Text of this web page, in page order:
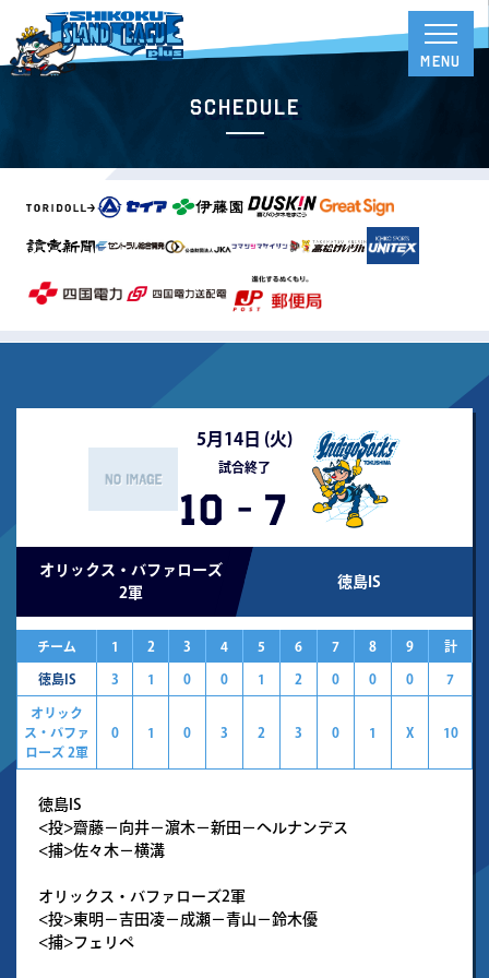
Schedule
5月14日 (火)
試合終了
10 - 7
オリックス・バファローズ
2軍
徳島IS
チーム 1 2 3 4 5 6 7 8 9 計
徳島IS 3 1 0 0 1 2 0 0 0 7
オリック
ス・バファ
ローズ 2軍
0 1 0 3 2 3 0 1 X 10
徳島IS
<投>齋藤－向井－濵木－新田－ヘルナンデス
<捕>佐々木－横溝
オリックス・バファローズ2軍
<投>東明－吉田凌－成瀬－青山－鈴木優
<捕>フェリペ